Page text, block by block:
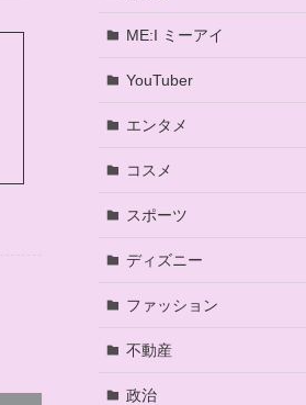
ME:I ミーアイ
YouTuber
エンタメ
コスメ
スポーツ
ディズニー
ファッション
不動産
政治